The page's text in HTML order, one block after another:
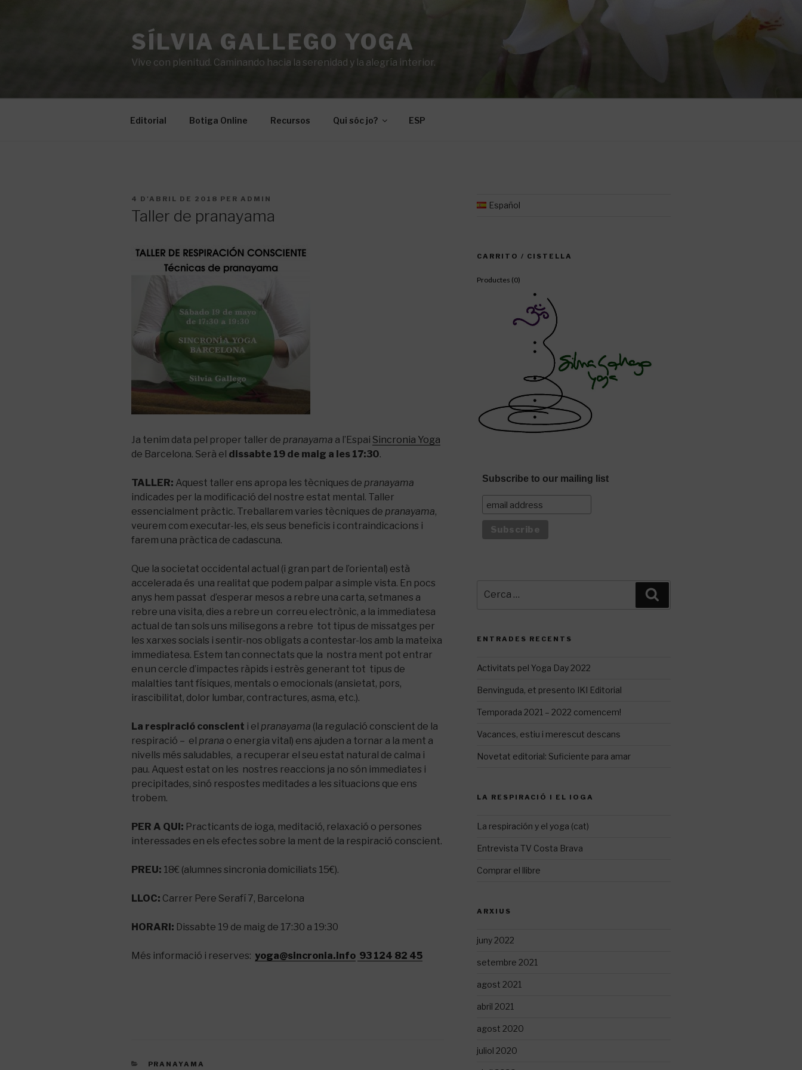
SÍLVIA GALLEGO YOGA
Vive con plenitud. Caminando hacia la serenidad y la alegría interior.
Editorial Botiga Online Recursos Qui sóc jo? ESP
PUBLICAT
4 D'ABRIL DE 2018 PER ADMIN
Taller de pranayama
Ja tenim data pel proper taller de pranayama a l’Espai Sincronia Yoga
de Barcelona. Serà el dissabte 19 de maig a les 17:30.
TALLER: Aquest taller ens apropa les tècniques de pranayama
indicades per la modificació del nostre estat mental. Taller
essencialment pràctic. Treballarem varies tècniques de pranayama,
veurem com executar-les, els seus beneficis i contraindicacions i
farem una pràctica de cadascuna.
Que la societat occidental actual (i gran part de l’oriental) està
accelerada és una realitat que podem palpar a simple vista. En pocs
anys hem passat d’esperar mesos a rebre una carta, setmanes a
rebre una visita, dies a rebre un correu electrònic, a la immediatesa
actual de tan sols uns milisegons a rebre tot tipus de missatges per
les xarxes socials i sentir-nos obligats a contestar-los amb la mateixa
immediatesa. Estem tan connectats que la nostra ment pot entrar
en un cercle d’impactes ràpids i estrès generant tot tipus de
malalties tant físiques, mentals o emocionals (ansietat, pors,
irascibilitat, dolor lumbar, contractures, asma, etc.).
La respiració conscient i el pranayama (la regulació conscient de la
respiració – el prana o energia vital) ens ajuden a tornar a la ment a
nivells més saludables, a recuperar el seu estat natural de calma i
pau. Aquest estat on les nostres reaccions ja no són immediates i
precipitades, sinó respostes meditades a les situacions que ens
trobem.
PER A QUI: Practicants de ioga, meditació, relaxació o persones
interessades en els efectes sobre la ment de la respiració conscient.
PREU: 18€ (alumnes sincronia domiciliats 15€).
LLOC: Carrer Pere Serafí 7, Barcelona
HORARI: Dissabte 19 de maig de 17:30 a 19:30
Més informació i reserves: yoga@sincronia.info 93 124 82 45
CATEGORIES
PRANAYAMA
Español
CARRITO / CISTELLA
Productes (0)
Subscribe to our mailing list
ENTRADES RECENTS
Activitats pel Yoga Day 2022
Benvinguda, et presento IKI Editorial
Temporada 2021 – 2022 comencem!
Vacances, estiu i merescut descans
Novetat editorial: Suficiente para amar
LA RESPIRACIÓ I EL IOGA
La respiración y el yoga (cat)
Entrevista TV Costa Brava
Comprar el llibre
ARXIUS
juny 2022
setembre 2021
agost 2021
abril 2021
agost 2020
juliol 2020